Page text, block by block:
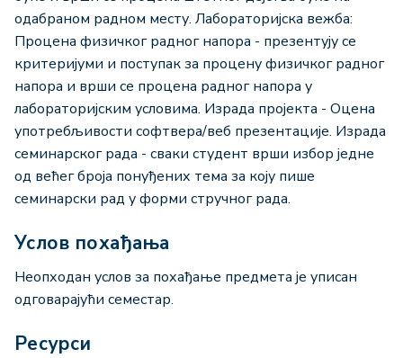
одабраном радном месту. Лабораторијска вежба:
Процена физичког радног напора - презентују се
критеријуми и поступак за процену физичког радног
напора и врши се процена радног напора у
лабораторијским условима. Израда пројекта - Оцена
употребљивости софтвера/веб презентације. Израда
семинарског рада - сваки студент врши избор једне
од већег броја понуђених тема за коју пише
семинарски рад у форми стручног рада.
Услов похађања
Неопходан услов за похађање предмета је уписан
одговарајући семестар.
Ресурси